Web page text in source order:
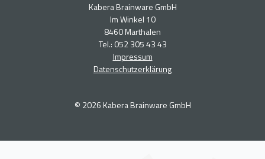
Kabera Brainware GmbH
Im Winkel 10
8460 Marthalen
Tel.: 052 305 43 43
Impressum
Datenschutzerklärung
© 2026 Kabera Brainware GmbH